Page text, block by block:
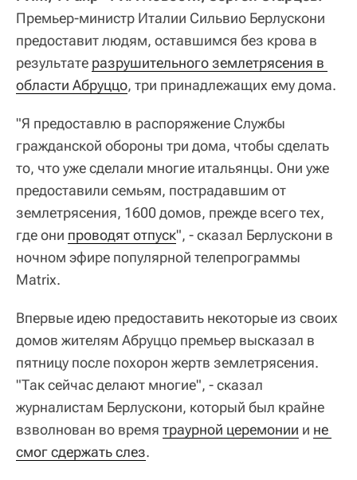
Премьер-министр Италии Сильвио Берлускони
предоставит людям, оставшимся без крова в
результате разрушительного землетрясения в
области Абруццо, три принадлежащих ему дома.
"Я предоставлю в распоряжение Службы
гражданской обороны три дома, чтобы сделать
то, что уже сделали многие итальянцы. Они уже
предоставили семьям, пострадавшим от
землетрясения, 1600 домов, прежде всего тех,
где они проводят отпуск", - сказал Берлускони в
ночном эфире популярной телепрограммы
Matrix.
Впервые идею предоставить некоторые из своих
домов жителям Абруццо премьер высказал в
пятницу после похорон жертв землетрясения.
"Так сейчас делают многие", - сказал
журналистам Берлускони, который был крайне
взволнован во время траурной церемонии и не
смог сдержать слез.